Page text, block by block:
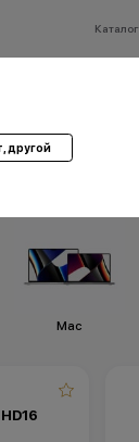
Каталог
другой
Мас